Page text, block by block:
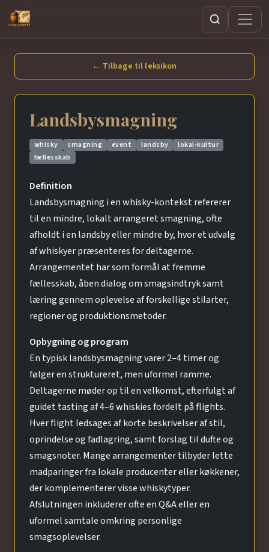
Søg
← Tilbage til leksikon
Landsbysmagning
whisky smagning event landsby
lokal-kultur
fællesskab
Definition
Landsbysmagning i en whisky-kontekst refererer
til en mindre, lokalt arrangeret smagning, ofte
afholdt i en landsby eller mindre by, hvor et udvalg
af whiskyer præsenteres for deltagerne.
Arrangementet har som formål at fremme
fællesskab, åben dialog om smagsindtryk samt
læring gennem oplevelse af forskellige stilarter,
regioner og produktionsmetoder.
Opbygning og program
En typisk landsbysmagning varer 2–4 timer og
følger en struktureret, men uformel ramme.
Deltagerne møder op til en velkomst, efterfulgt af
guidet tasting af 4–6 whiskies fordelt på flights.
Hver flight ledsages af korte beskrivelser af stil,
oprindelse og fadlagring, samt forslag til dufte og
smagsnoter. Mange arrangementer tilbyder lette
madparinger fra lokale producenter eller køkkener,
der komplementerer visse whiskytyper.
Afslutningen inkluderer ofte en Q&A eller en
uformel samtale omkring personlige
smagsoplevelser.